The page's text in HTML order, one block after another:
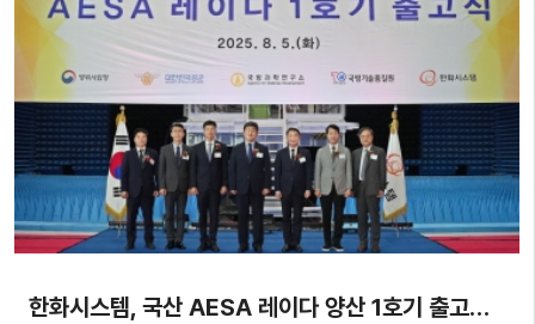
한화시스템, 국산 AESA 레이다 양산 1호기 출고…